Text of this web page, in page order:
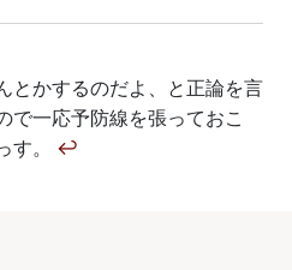
とかするのだよ、と正論を言
で一応予防線を張っておこ
す。 ↩